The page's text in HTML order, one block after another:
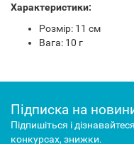
Характеристики:
Розмір: 11 см
Вага: 10 г
Підписка на
Підпишіться і
конкурсах, знижки.